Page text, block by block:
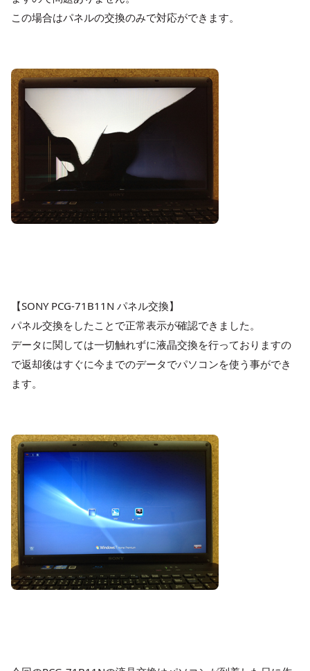
この場合はパネルの交換のみで対応ができます。
【SONY PCG-71B11N パネル交換】
パネル交換をしたことで正常表示が確認できました。
データに関しては一切触れずに液晶交換を行っておりますの
で返却後はすぐに今までのデータでパソコンを使う事ができ
ます。